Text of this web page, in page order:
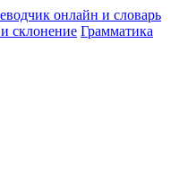
и склонение Грамматика